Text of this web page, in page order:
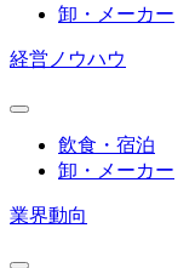
卸・メーカー
経営ノウハウ
飲食・宿泊
卸・メーカー
業界動向